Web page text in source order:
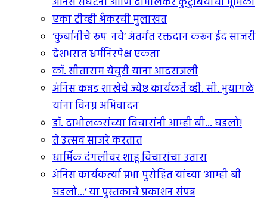
एका टीव्ही अंँकरची मुलाखत
‘कुर्बानीचे रूप नवे’ अंतर्गत रक्तदान करून ईद साजरी
देशभरात धर्मनिरपेक्ष एकता
कॉ. सीताराम येचुरी यांना आदरांजली
अंनिस कन्नड शाखेचे ज्येष्ठ कार्यकर्ते व्ही. सी. भुयागळे
यांना विनम्र अभिवादन
डॉ. दाभोलकरांच्या विचारांनी आम्ही बी... घडलो!
ते उत्सव साजरे करतात
धार्मिक दंगलीवर शाहू विचारांचा उतारा
अंनिस कार्यकर्त्या प्रभा पुरोहित यांच्या ‘आम्ही बी
घडलो...’ या पुस्तकाचे प्रकाशन संपन्न